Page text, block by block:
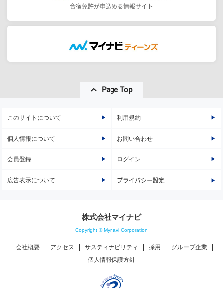
合宿免許が申込める情報サイト
Page Top
このサイトについて 利用規約
個人情報について お問い合わせ
会員登録 ログイン
広告表示について プライバシー設定
株式会社マイナビ
Copyright © Mynavi Corporation
会社概要 アクセス サスティナビリティ 採用
グループ企業
個人情報保護方針